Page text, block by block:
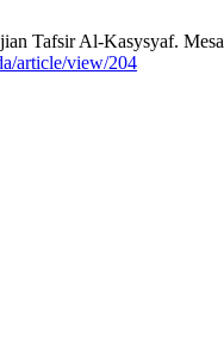
Tafsir Al-Kasysyaf.
article/view/204